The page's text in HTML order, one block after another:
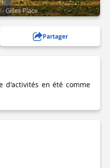
Gilles Place
Partager
d'activités en été comme